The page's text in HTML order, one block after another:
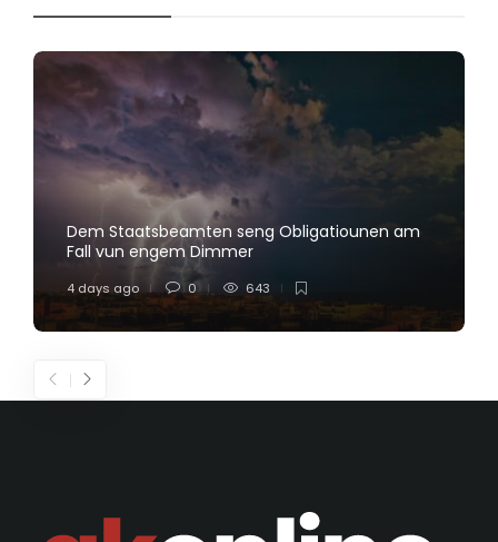
Dem Staatsbeamten seng Obligatiounen am
Fall vun engem Dimmer
4 days ago 0 643